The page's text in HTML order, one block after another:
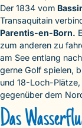
Der 1834 vom
Transaquitain
Parentis-en-Born.
zum anderen zu
am See entlang nach
gerne Golf spielen,
und 18-Loch-
gegenüber dem
Das